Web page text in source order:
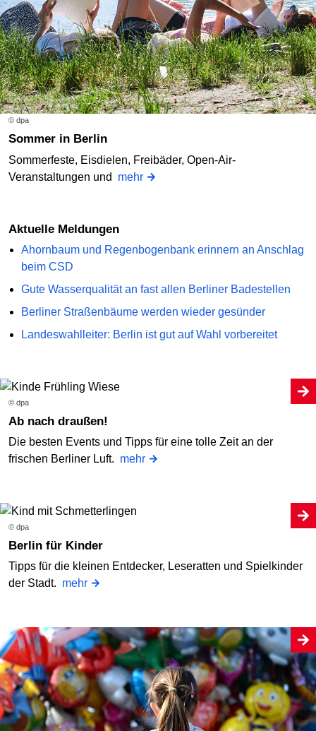
© dpa
Sommer in Berlin
Sommerfeste, Eisdielen, Freibäder, Open-Air-
Veranstaltungen und mehr
Aktuelle Meldungen
Ahornbaum und Regenbogenbank erinnern an Anschlag
beim CSD
Gute Wasserqualität an fast allen Berliner Badestellen
Berliner Straßenbäume werden wieder gesünder
Landeswahlleiter: Berlin ist gut auf Wahl vorbereitet
© dpa
Ab nach draußen!
Die besten Events und Tipps für eine tolle Zeit an der
frischen Berliner Luft. mehr
© dpa
Berlin für Kinder
Tipps für die kleinen Entdecker, Leseratten und Spielkinder
der Stadt. mehr